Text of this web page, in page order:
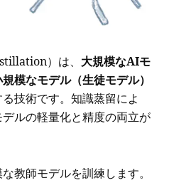
）は、大規模なAIモ
模なモデル（生徒モデル）
る技術です。知識蒸留によ
ルの軽量化と精度の両立が
教師モデルを訓練します。